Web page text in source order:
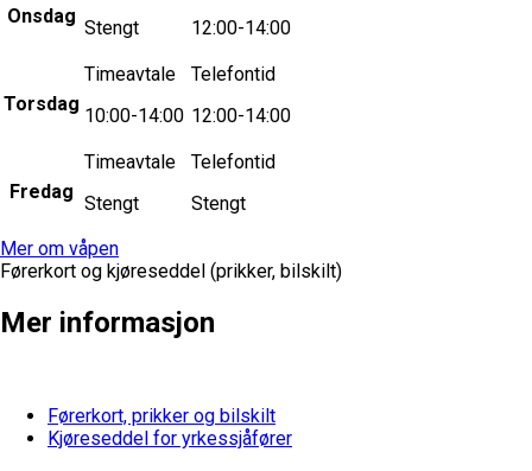
Onsdag
Stengt
12:00-14:00
Torsdag
Timeavtale
10:00-14:00
Telefontid
12:00-14:00
Fredag
Timeavtale
Stengt
Telefontid
Stengt
Mer om våpen
Førerkort og kjøreseddel (prikker, bilskilt)
Mer informasjon
Førerkort, prikker og bilskilt
Kjøreseddel for yrkessjåfører